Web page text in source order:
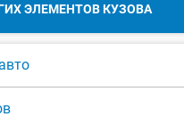
ЭЛЕМЕНТОВ КУЗОВА